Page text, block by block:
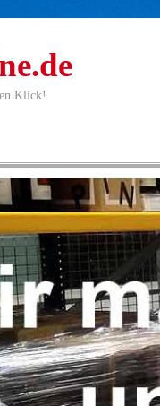
Klick!